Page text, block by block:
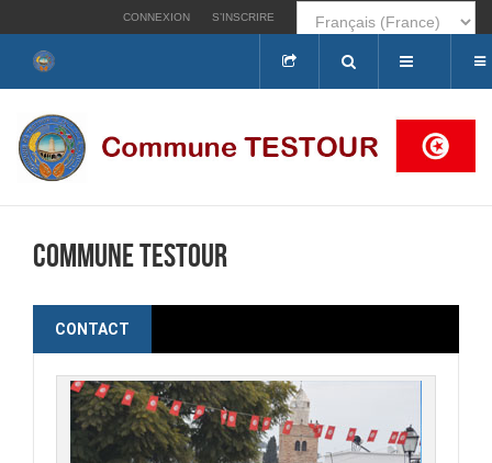
CONNEXION S’INSCRIRE
Rechercher
Commune Testour
CONTACT